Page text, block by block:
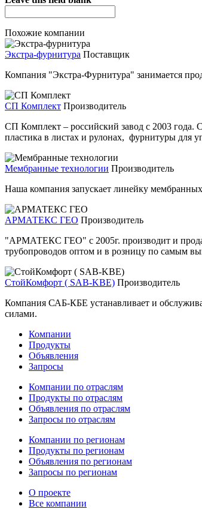
Похожие компании
Экстра-фурнитура Поставщик
Компания "Экстра-Фурнитура" занимается
СП Комплект Производитель
СП Комплект – российский завод с 2003 года.
пластика в листах и рулонах, фурнитуры для
Мембранные технологии Производитель
Наша компания запускает линейку
АРМАТЕКС ГЕО Производитель
"АРМАТЕКС ГЕО" с 2005г. производит и
трубопроводов оптом и в розницу по самым
СтойКомфорт ( SAB-KBE) Производитель
Компания САБ-КБЕ устанавливает и
силами.
Компании
Продукты
Объявления
Запросы
Компании по отраслям
Продукты по отраслям
Объявления по отраслям
Запросы по отраслям
Компании по регионам
Продукты по регионам
Объявления по регионам
Запросы по регионам
О проекте
Все компании